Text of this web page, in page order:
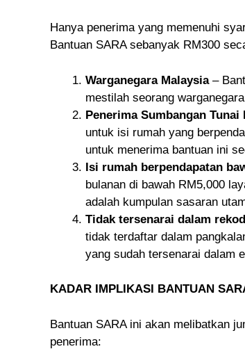
Hanya penerima yang memenuhi
Bantuan SARA sebanyak RM300
Warganegara Malaysia–
mestilah seorang
Penerima Sumbangan Tunai
untuk isi rumah yang
untuk menerima bantuan ini
Isi rumah berpendapatan
bulanan di bawah RM5,000
adalah kumpulan sasaran
Tidak tersenarai dalam
tidak terdaftar dalam
yang sudah tersenarai dalam
KADAR IMPLIKASI BANTUAN
Bantuan SARA ini akan melibatkan
penerima: